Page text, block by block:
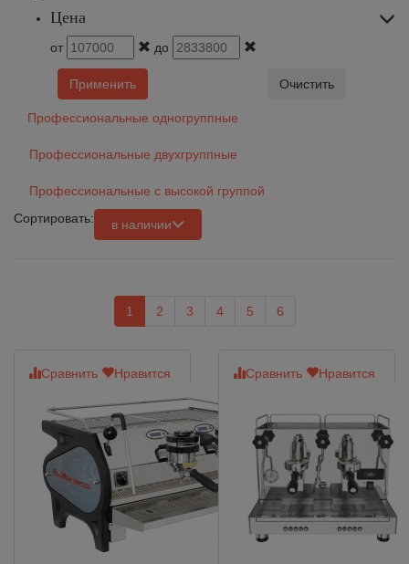
Цена
от до
Применить Очистить
Профессиональные одногруппные
Профессиональные двухгруппные
Профессиональные с высокой группой
Сортировать:
в наличии
1 2 3 4 5 6
Сравнить Нравится Сравнить Нравится